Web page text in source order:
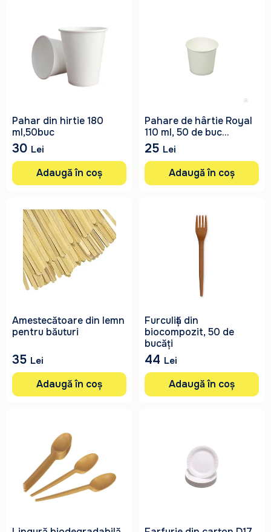
Pahar din hirtie 180
ml,50buc
30 Lei
Adaugă în coș
Pahare de hârtie Royal
110 ml, 50 de buc...
25 Lei
Adaugă în coș
Amestecătoare din lemn
pentru băuturi
35 Lei
Adaugă în coș
Furculiță din
biocompozit, 50 de
bucăți
44 Lei
Adaugă în coș